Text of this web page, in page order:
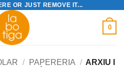
OR JUST REMOVE IT...
0
/ PAPERERIA / ARXIU I